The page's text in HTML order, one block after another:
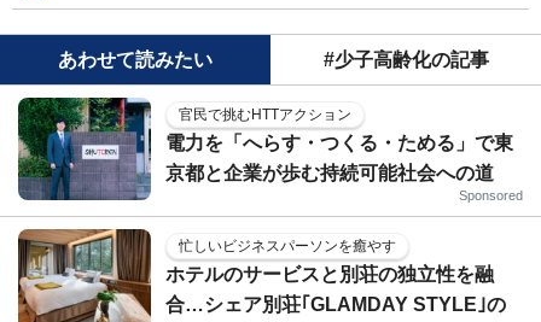
あわせて読みたい #少子高齢化の記事
官民で挑むHTTアクション
電力を「へらす・つくる・ためる」で東
京都と企業が歩む持続可能社会への道
Sponsored
忙しいビジネスパーソンを癒やす
ホテルのサービスと別荘の独立性を融
合…シェア別荘｢GLAMDAY STYLE｣の